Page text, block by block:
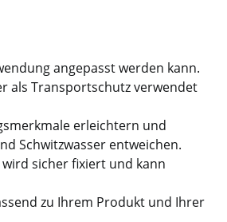
angepasst werden kann.
als Transportschutz verwendet
erleichtern und
Schwitzwasser entweichen.
sicher fixiert und kann
zu Ihrem Produkt und Ihrer